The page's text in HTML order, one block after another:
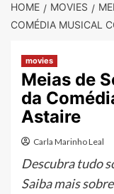
HOME MOVIES
COMÉDIA MUSICAL
movies
Meias de
da
Astaire
Carla Marinho Leal
Descubra tudo
Saiba mais